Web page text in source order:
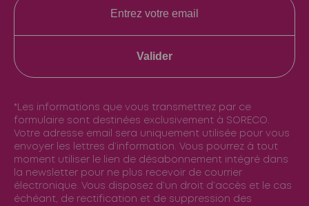
Valider
*Les informations que vous transmettrez par ce
formulaire sont destinées exclusivement à SORECO.
Votre adresse email sera uniquement utilisée pour vous
envoyer les lettres d’information. Vous pourrez à tout
moment utiliser le lien de désabonnement intégré dans
la newsletter pour ne plus recevoir de courrier
électronique. Vous disposez d’un droit d’accès et le cas
échéant, de rectification et de suppression des